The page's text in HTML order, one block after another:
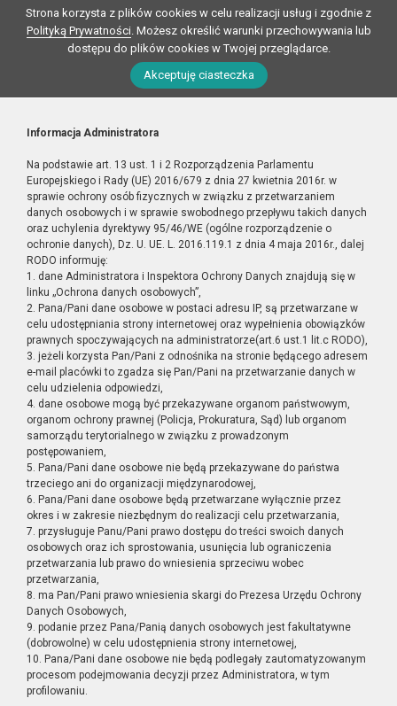
Strona korzysta z plików cookies w celu realizacji usług i zgodnie z
Polityką Prywatności. Możesz określić warunki przechowywania lub
dostępu do plików cookies w Twojej przeglądarce.
Akceptuję ciasteczka
Informacja Administratora
Na podstawie art. 13 ust. 1 i 2 Rozporządzenia Parlamentu
Europejskiego i Rady (UE) 2016/679 z dnia 27 kwietnia 2016r. w
sprawie ochrony osób fizycznych w związku z przetwarzaniem
danych osobowych i w sprawie swobodnego przepływu takich danych
oraz uchylenia dyrektywy 95/46/WE (ogólne rozporządzenie o
ochronie danych), Dz. U. UE. L. 2016.119.1 z dnia 4 maja 2016r., dalej
RODO informuję:
1. dane Administratora i Inspektora Ochrony Danych znajdują się w
linku „Ochrona danych osobowych”,
2. Pana/Pani dane osobowe w postaci adresu IP, są przetwarzane w
celu udostępniania strony internetowej oraz wypełnienia obowiązków
prawnych spoczywających na administratorze(art.6 ust.1 lit.c RODO),
3. jeżeli korzysta Pan/Pani z odnośnika na stronie będącego adresem
e-mail placówki to zgadza się Pan/Pani na przetwarzanie danych w
celu udzielenia odpowiedzi,
4. dane osobowe mogą być przekazywane organom państwowym,
organom ochrony prawnej (Policja, Prokuratura, Sąd) lub organom
samorządu terytorialnego w związku z prowadzonym
postępowaniem,
5. Pana/Pani dane osobowe nie będą przekazywane do państwa
trzeciego ani do organizacji międzynarodowej,
6. Pana/Pani dane osobowe będą przetwarzane wyłącznie przez
okres i w zakresie niezbędnym do realizacji celu przetwarzania,
7. przysługuje Panu/Pani prawo dostępu do treści swoich danych
osobowych oraz ich sprostowania, usunięcia lub ograniczenia
przetwarzania lub prawo do wniesienia sprzeciwu wobec
przetwarzania,
8. ma Pan/Pani prawo wniesienia skargi do Prezesa Urzędu Ochrony
Danych Osobowych,
9. podanie przez Pana/Panią danych osobowych jest fakultatywne
(dobrowolne) w celu udostępnienia strony internetowej,
10. Pana/Pani dane osobowe nie będą podlegały zautomatyzowanym
procesom podejmowania decyzji przez Administratora, w tym
profilowaniu.